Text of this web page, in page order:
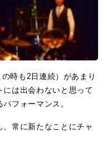
時も2日連続）があまり
には出会わないと思って
フォーマンス。
常に新たなことにチャ